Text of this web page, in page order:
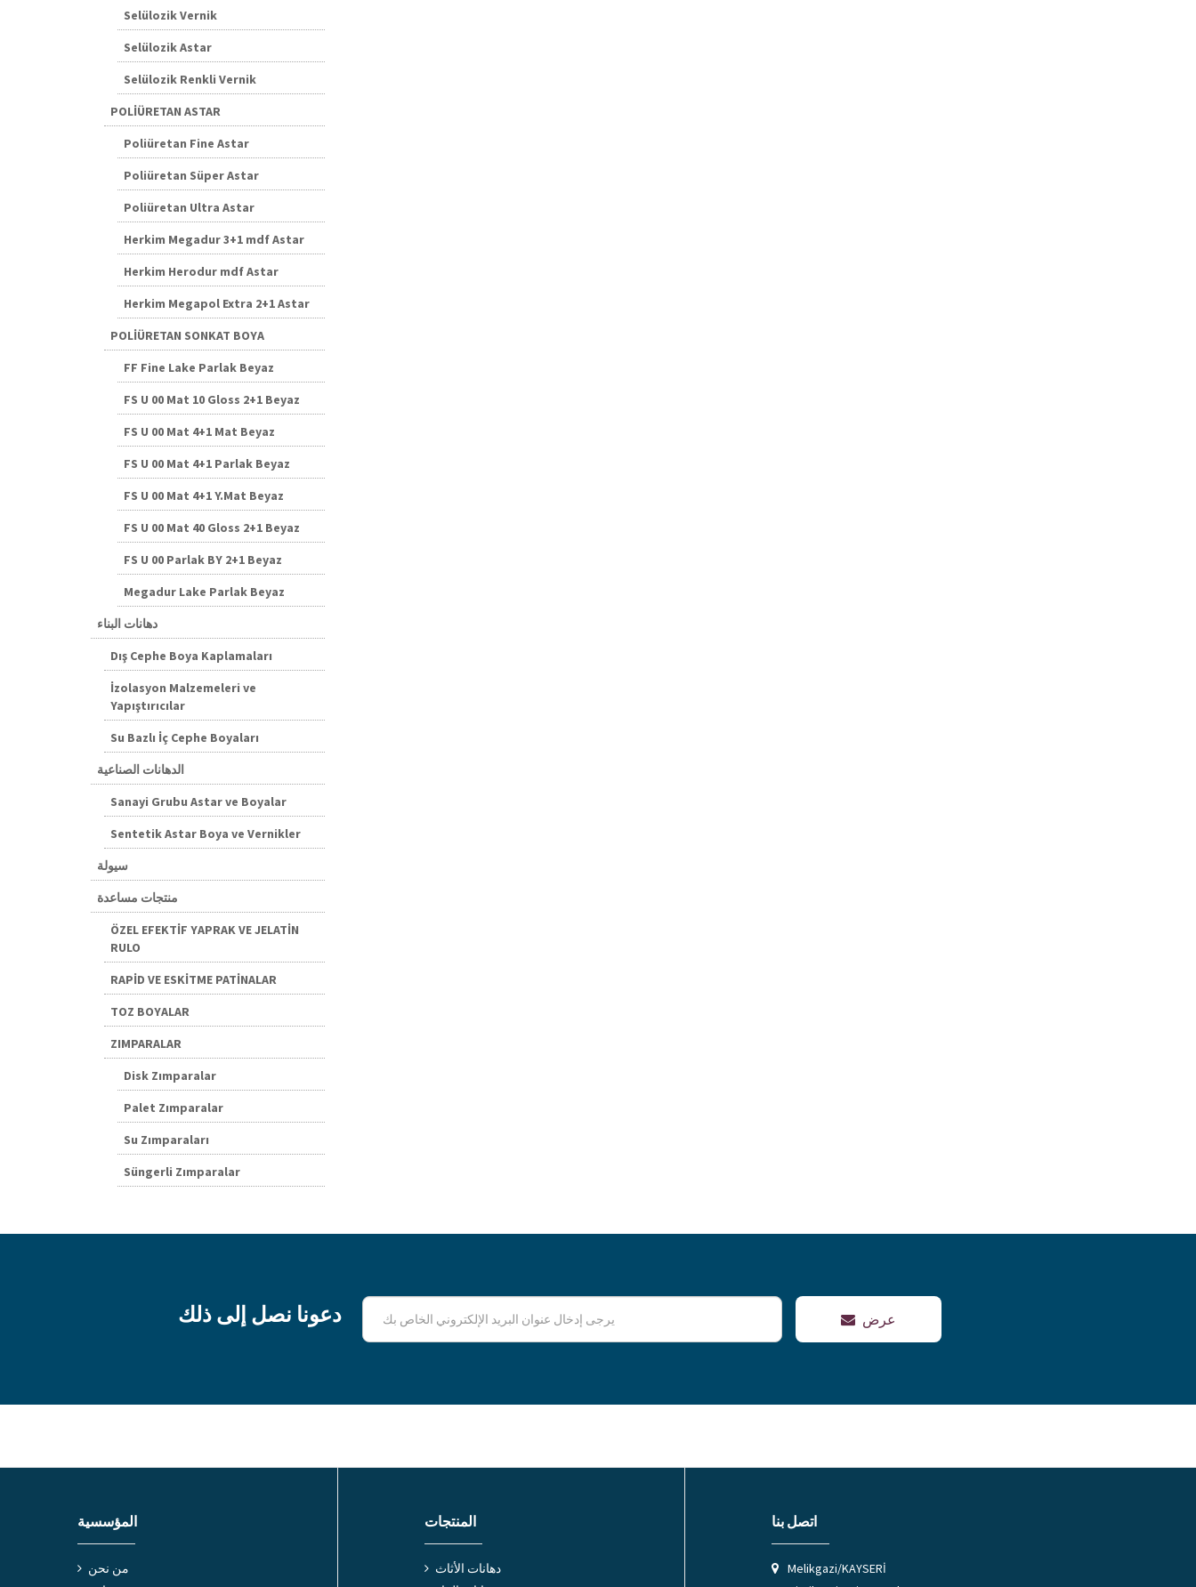
Selülozik Vernik
Selülozik Astar
Selülozik Renkli Vernik
POLİÜRETAN ASTAR
Poliüretan Fine Astar
Poliüretan Süper Astar
Poliüretan Ultra Astar
Herkim Megadur 3+1 mdf Astar
Herkim Herodur mdf Astar
Herkim Megapol Extra 2+1 Astar
POLİÜRETAN SONKAT BOYA
FF Fine Lake Parlak Beyaz
FS U 00 Mat 10 Gloss 2+1 Beyaz
FS U 00 Mat 4+1 Mat Beyaz
FS U 00 Mat 4+1 Parlak Beyaz
FS U 00 Mat 4+1 Y.Mat Beyaz
FS U 00 Mat 40 Gloss 2+1 Beyaz
FS U 00 Parlak BY 2+1 Beyaz
Megadur Lake Parlak Beyaz
دهانات البناء
Dış Cephe Boya Kaplamaları
İzolasyon Malzemeleri ve
Yapıştırıcılar
Su Bazlı İç Cephe Boyaları
الدهانات الصناعية
Sanayi Grubu Astar ve Boyalar
Sentetik Astar Boya ve Vernikler
سيولة
منتجات مساعدة
ÖZEL EFEKTİF YAPRAK VE JELATİN
RULO
RAPİD VE ESKİTME PATİNALAR
TOZ BOYALAR
ZIMPARALAR
Disk Zımparalar
Palet Zımparalar
Su Zımparaları
Süngerli Zımparalar
دعونا نصل إلى ذلك عرض
المؤسسية
من نحن
المنتجات
دهانات الأثاث
اتصل بنا
Melikgazi/KAYSERİ